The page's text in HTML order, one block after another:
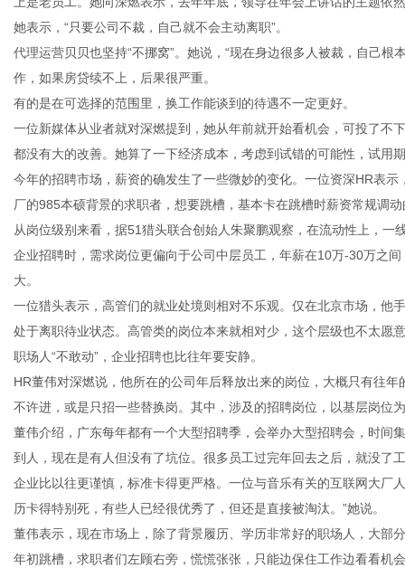
她表示，“只要公司不裁，自己就不会主动离职”。
代理运营贝贝也坚持“不挪窝”。她说，“现在身边很多人被裁，自己
作，如果房贷续不上，后果很严重。
有的是在可选择的范围里，换工作能谈到的待遇不一定更好。
一位新媒体从业者就对深燃提到，她从年前就开始看机会，可投了不
都没有大的改善。她算了一下经济成本，考虑到试错的可能性，试用
今年的招聘市场，薪资的确发生了一些微妙的变化。一位资深HR表
厂的985本硕背景的求职者，想要跳槽，基本卡在跳槽时薪资常规调
从岗位级别来看，据51猎头联合创始人朱聚鹏观察，在流动性上，
企业招聘时，需求岗位更偏向于公司中层员工，年薪在10万-30万之
大。
一位猎头表示，高管们的就业处境则相对不乐观。仅在北京市场，他
处于离职待业状态。高管类的岗位本来就相对少，这个层级也不太愿
职场人“不敢动”，企业招聘也比往年要安静。
HR董伟对深燃说，他所在的公司年后释放出来的岗位，大概只有往
不许进，或是只招一些替换岗。其中，涉及的招聘岗位，以基层岗位
董伟介绍，广东每年都有一个大型招聘季，会举办大型招聘会，时间
到人，现在是有人但没有了坑位。很多员工过完年回去之后，就没了
企业比以往更谨慎，标准卡得更严格。一位与音乐有关的互联网大厂
历卡得特别死，有些人已经很优秀了，但还是直接被淘汰。”她说。
董伟表示，现在市场上，除了背景履历、学历非常好的职场人，大部
年初跳槽，求职者们左顾右旁，慌慌张张，只能边保住工作边看看机